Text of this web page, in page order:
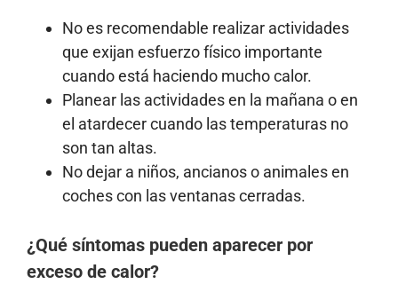
No es recomendable realizar actividades
que exijan esfuerzo físico importante
cuando está haciendo mucho calor.
Planear las actividades en la mañana o en
el atardecer cuando las temperaturas no
son tan altas.
No dejar a niños, ancianos o animales en
coches con las ventanas cerradas.
¿Qué síntomas pueden aparecer por
exceso de calor?